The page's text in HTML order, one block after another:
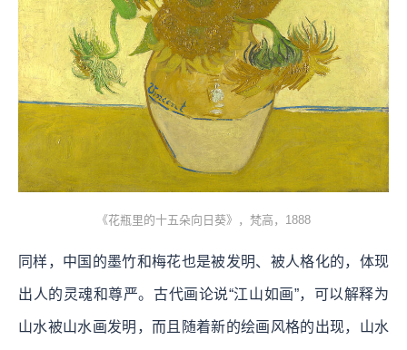
《花瓶里的十五朵向日葵》，梵高，1888
同样，中国的墨竹和梅花也是被发明、被人格化的，体现
出人的灵魂和尊严。古代画论说“江山如画”，可以解释为
山水被山水画发明，而且随着新的绘画风格的出现，山水